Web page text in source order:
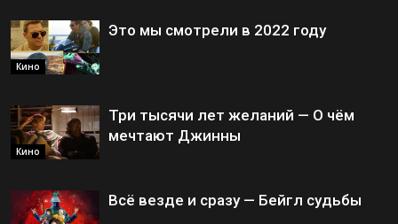
Кино
Это мы смотрели в 2022 году
Кино
Три тысячи лет желаний — О чём
мечтают Джинны
Всё везде и сразу — Бейгл судьбы